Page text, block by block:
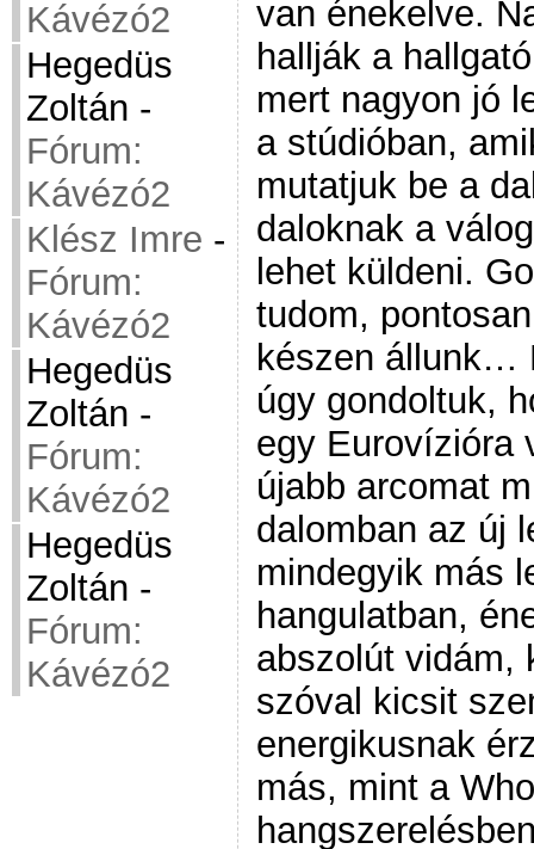
Kávézó2
Hegedüs
Zoltán -
Fórum:
Kávézó2
Klész Imre -
Fórum:
Kávézó2
Hegedüs
Zoltán -
Fórum:
Kávézó2
Hegedüs
Zoltán -
Fórum:
Kávézó2
van énekelve.
hallják a
mert nagyon jó
a stúdióban,
mutatjuk be a
daloknak a
lehet küldeni.
tudom,
készen állunk…
úgy gondoltuk,
egy
újabb arcomat
dalomban az új
mindegyik más
hangulatban,
abszolút vidám,
szóval kicsit
energikusnak
más, mint a